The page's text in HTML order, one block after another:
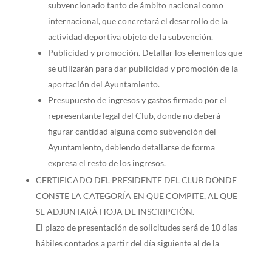
subvencionado tanto de ámbito nacional como
internacional, que concretará el desarrollo de la
actividad deportiva objeto de la subvención.
Publicidad y promoción. Detallar los elementos que
se utilizarán para dar publicidad y promoción de la
aportación del Ayuntamiento.
Presupuesto de ingresos y gastos firmado por el
representante legal del Club, donde no deberá
figurar cantidad alguna como subvención del
Ayuntamiento, debiendo detallarse de forma
expresa el resto de los ingresos.
CERTIFICADO DEL PRESIDENTE DEL CLUB DONDE
CONSTE LA CATEGORÍA EN QUE COMPITE, AL QUE
SE ADJUNTARÁ HOJA DE INSCRIPCIÓN.
El plazo de presentación de solicitudes será de 10 días
hábiles contados a partir del día siguiente al de la